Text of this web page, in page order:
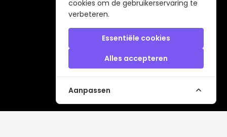
+31 (0)6 26 51 83 20
KVK: 68977387
BTW: NL857672988B01
cookies om de gebruikerservaring te
verbeteren.
Essentiële cookies
Alles accepteren
Aanpassen